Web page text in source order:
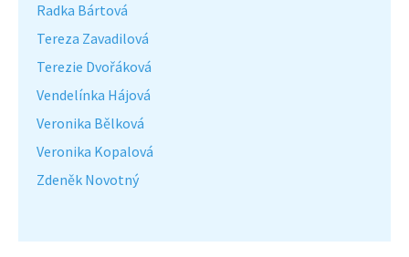
Radka Bártová
Tereza Zavadilová
Terezie Dvořáková
Vendelínka Hájová
Veronika Bělková
Veronika Kopalová
Zdeněk Novotný